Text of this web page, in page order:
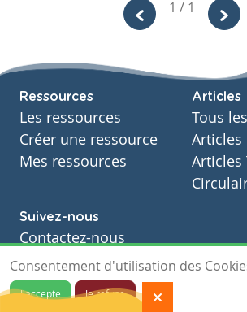
Pourquoi peut-on écrire en l'air
non un stylo?
Synthèse sur l'euro
Tags
Cours
Année
Primaire – Troisième année
Tags
décimètre
1 / 1
Ressources
Les ressources
Créer une ressource
Mes ressources
Articles
Tous
Articles
Articles
Suivez-nous
Contactez-nous
Soutien scolaire
Notre page Facebook
Consentement d'utilisation des
J'accepte
Je refuse